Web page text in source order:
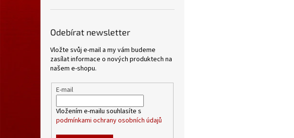
Odebírat newsletter
Vložte svůj e-mail a my vám budeme
zasílat informace o nových produktech na
našem e-shopu.
E-mail
Vložením e-mailu souhlasíte s
podmínkami ochrany osobních údajů